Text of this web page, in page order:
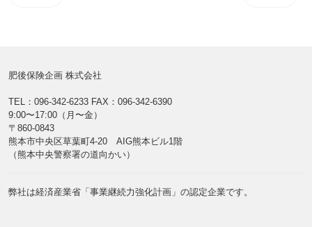
肥後保険企画 株式会社
TEL：096-342-6233 FAX：096-342-6390
9:00〜17:00（月〜金）
〒860-0843
熊本市中央区草葉町4-20 AIG熊本ビル1階
（熊本中央警察署の道向かい）
弊社は経済産業省「事業継続力強化計画」の認定企業です。